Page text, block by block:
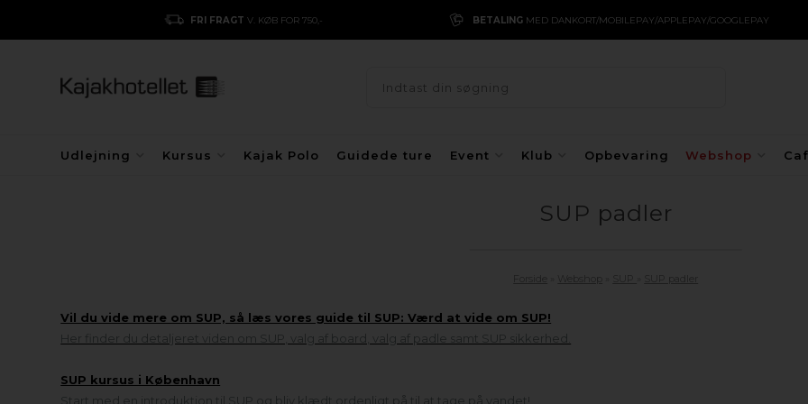
FRI FRAGT V. KØB FOR 750,- BETALING MED DANKORT/MOBILEPAY/APPLEPAY/GOOGLEPAY
Udlejning Kursus Kajak Polo Guidede ture Event Klub Opbevaring Webshop
SUP padler
Vil du vide mere om SUP, så læs vores guide til SUP: Værd at vide om SUP!
Her finder du detaljeret viden om SUP, valg af board, valg af padle samt SUP sikkerhed.
SUP kursus i København
Start med en introduktion til SUP og bliv klædt ordenligt på til at tage på vandet!